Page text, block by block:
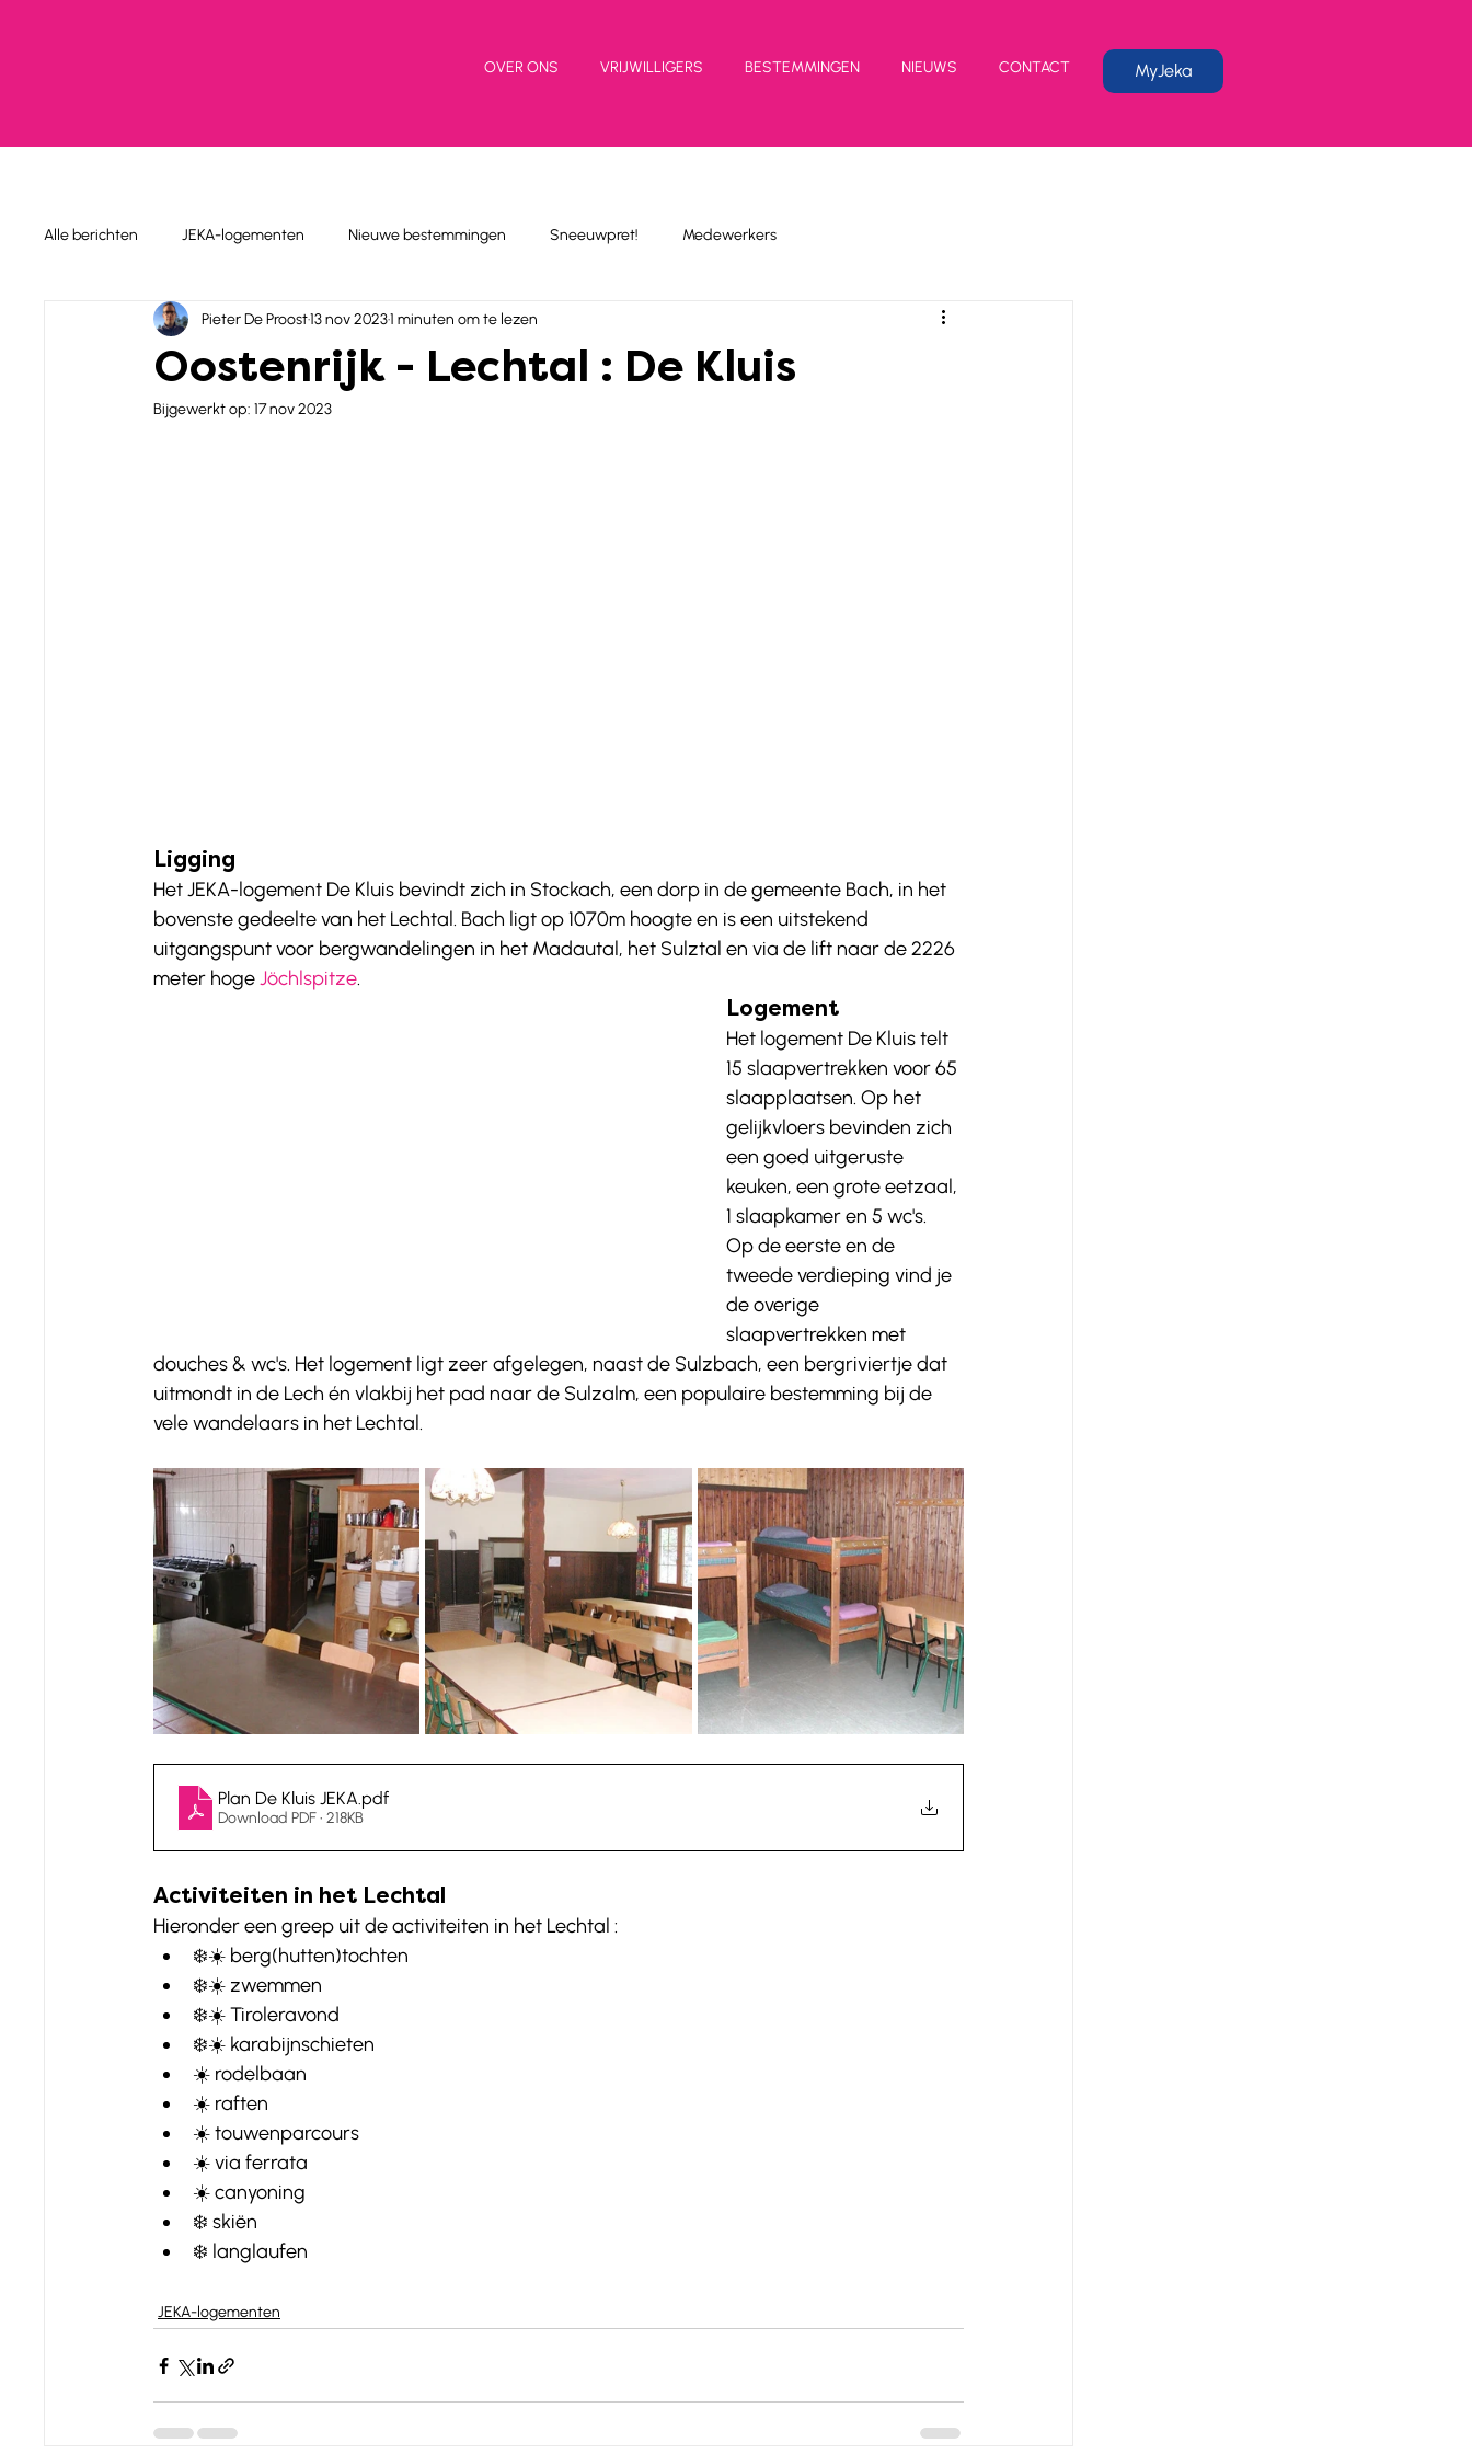
OVER ONS VRIJWILLIGERS BESTEMMINGEN NIEUWS CONTACT MyJeka
Alle berichten JEKA-logementen Nieuwe bestemmingen Sneeuwpret! Medewerkers
Oostenrijk - Lechtal : De Kluis
Pieter De Proost13 nov 20231 minuten om te lezen
Bijgewerkt op: 17 nov 2023
Ligging
Het JEKA-logement De Kluis bevindt zich in Stockach, een dorp in de gemeente Bach, in het
bovenste gedeelte van het Lechtal. Bach ligt op 1070m hoogte en is een uitstekend
uitgangspunt voor bergwandelingen in het Madautal, het Sulztal en via de lift naar de 2226
meter hoge Jöchlspitze.
Logement
Het logement De Kluis telt
15 slaapvertrekken voor 65
slaapplaatsen. Op het
gelijkvloers bevinden zich
een goed uitgeruste
keuken, een grote eetzaal,
1 slaapkamer en 5 wc's.
Op de eerste en de
tweede verdieping vind je
de overige
slaapvertrekken met
douches & wc's. Het logement ligt zeer afgelegen, naast de Sulzbach, een bergriviertje dat
uitmondt in de Lech én vlakbij het pad naar de Sulzalm, een populaire bestemming bij de
vele wandelaars in het Lechtal.
Plan De Kluis JEKA.pdf
Download PDF • 218KB
Activiteiten in het Lechtal
Hieronder een greep uit de activiteiten in het Lechtal :
❄️☀️ berg(hutten)tochten
❄️☀️ zwemmen
❄️☀️ Tiroleravond
❄️☀️ karabijnschieten
☀️ rodelbaan
☀️ raften
☀️ touwenparcours
☀️ via ferrata
☀️ canyoning
❄️ skiën
❄️ langlaufen
JEKA-logementen